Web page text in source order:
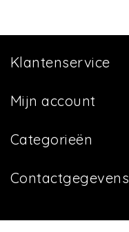
Klantenservice
Mijn account
Categorieën
Contactgegevens